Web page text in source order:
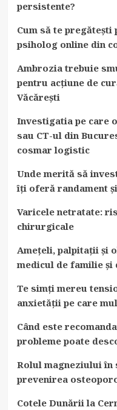
persistente?
Cum să te pregătești
psiholog online din
Ambrozia trebuie
pentru acțiune de
Văcărești
Investigatia pe care
sau CT-ul din
cosmar logistic
Unde merită să
îți oferă randament
Varicele netratate:
chirurgicale
Amețeli, palpitații și
medicul de familie și
Te simți mereu
anxietății pe care
Când este
probleme poate
Rolul magneziului în
prevenirea
Cotele Dunării la